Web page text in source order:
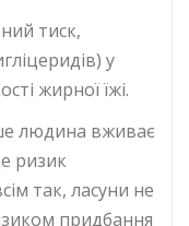
тиск,
у
жирної їжі.
людина вживає
ризик
так, ласуни не
придбання